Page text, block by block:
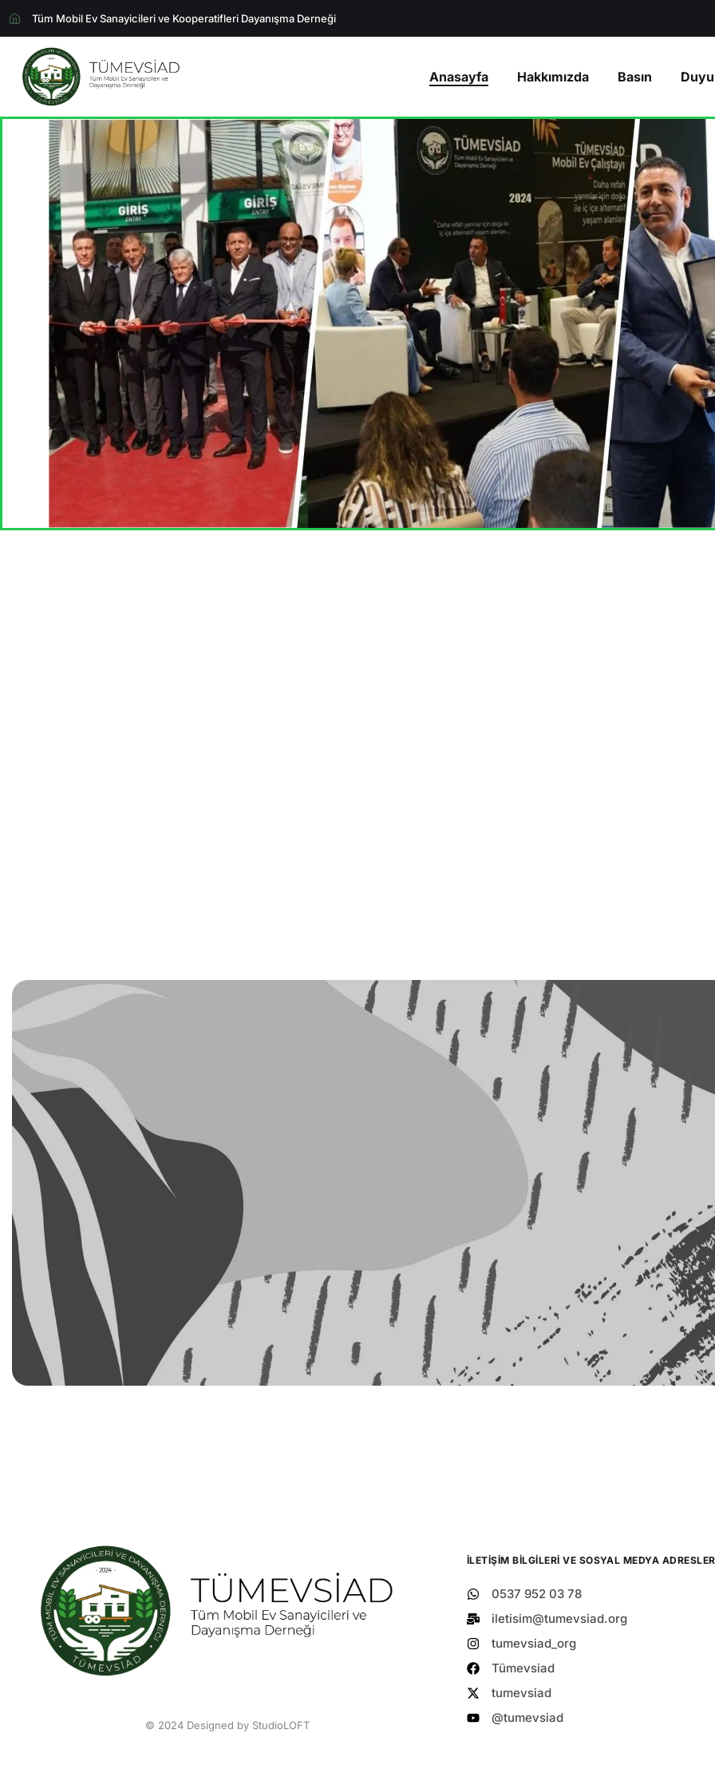
Tüm Mobil Ev Sanayicileri ve Kooperatifleri Dayanışma Derneği
Anasayfa Hakkımızda Basın
TÜMEVSİAD
Tüm soru ve sorunlar, üyelik gibi konular için
bizimle iletişime geçebilirsiniz.
© 2024 Designed by StudioLOFT
İLETIŞIM BILGILERI VE SOSYAL MEDYA
0537 952 03 78
iletisim@tumevsiad.org
tumevsiad_org
Tümevsiad
tumevsiad
@tumevsiad